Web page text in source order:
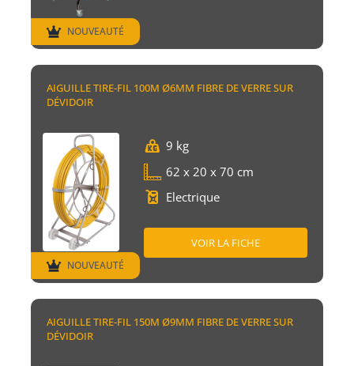
NOUVEAUTÉ
AIGUILLE TIRE-FIL 100M Ø6MM FIBRE DE VERRE SUR
DÉVIDOIR
9 kg
62 x 20 x 70 cm
Electrique
VOIR LA FICHE
NOUVEAUTÉ
AIGUILLE TIRE-FIL 150M Ø9MM FIBRE DE VERRE SUR
DÉVIDOIR